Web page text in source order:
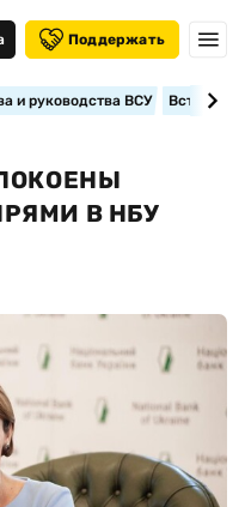
Поддержать
и руководства ВСУ
В НБУ